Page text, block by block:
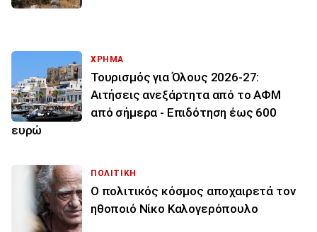
ΧΡΗΜΑ
Τουρισμός για Όλους 2026-27:
Αιτήσεις ανεξάρτητα από το ΑΦΜ
από σήμερα - Επιδότηση έως 600
ευρώ
ΠΟΛΙΤΙΚΗ
Ο πολιτικός κόσμος αποχαιρετά τον
ηθοποιό Νίκο Καλογερόπουλο